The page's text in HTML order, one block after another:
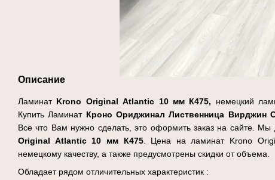
Описание
Ламинат Krono Original Atlantic 10 мм К475, немецкий
Купить Ламинат Кроно Ориджинал Лиственница Вирджин
Все что Вам нужно сделать, это оформить заказ на сайте.
Original Atlantic 10 мм К475. Цена на ламинат Krono
немецкому качеству, а также предусмотрены скидки от объема.
Обладает рядом отличительных характеристик :